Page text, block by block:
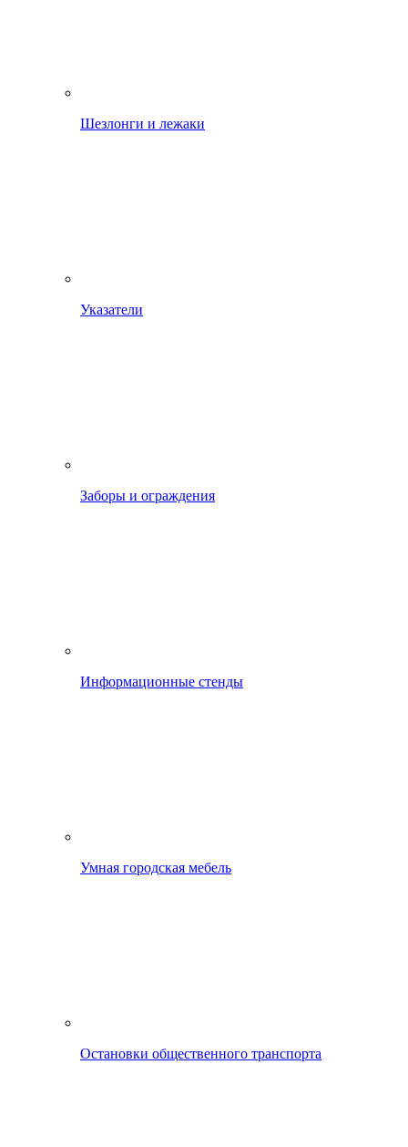
Шезлонги и лежаки
Указатели
Заборы и ограждения
Информационные стенды
Умная городская мебель
Остановки общественного транспорта